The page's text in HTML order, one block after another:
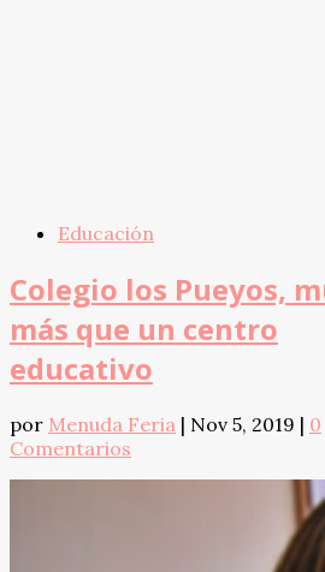
Educación
Colegio los Pueyos,
más que un centro
educativo
por Menuda Feria | Nov 5, 2019 | 0
Comentarios